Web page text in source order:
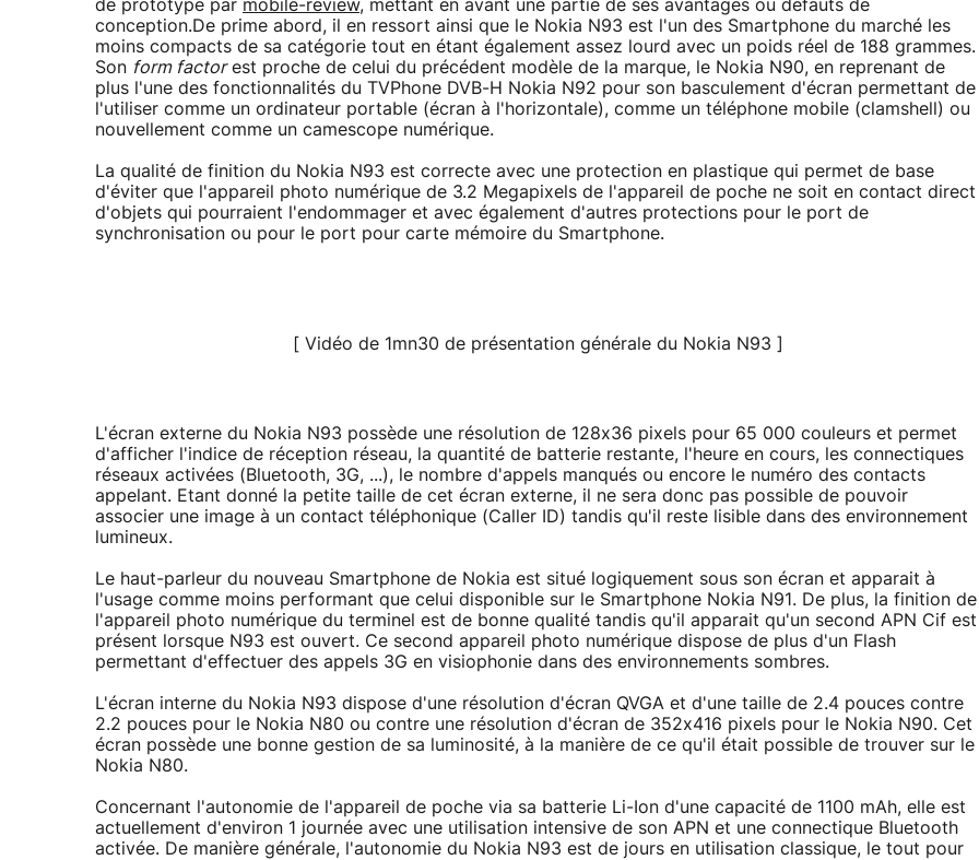
de prototype par mobile-review, mettant en avant une partie de ses avantages ou défauts de
conception.De prime abord, il en ressort ainsi que le Nokia N93 est l'un des Smartphone du marché les
moins compacts de sa catégorie tout en étant également assez lourd avec un poids réel de 188 grammes.
Son form factorest proche de celui du précédent modèle de la marque, le Nokia N90, en reprenant de
plus l'une des fonctionnalités du TVPhone DVB-H Nokia N92 pour son basculement d'écran permettant de
l'utiliser comme un ordinateur portable (écran à l'horizontale), comme un téléphone mobile (clamshell) ou
nouvellement comme un camescope numérique.
La qualité de finition du Nokia N93 est correcte avec une protection en plastique qui permet de base
d'éviter que l'appareil photo numérique de 3.2 Megapixels de l'appareil de poche ne soit en contact direct
d'objets qui pourraient l'endommager et avec également d'autres protections pour le port de
synchronisation ou pour le port pour carte mémoire du Smartphone.
[ Vidéo de 1mn30 de présentation générale du Nokia N93 ]
L'écran externe du Nokia N93 possède une résolution de 128x36 pixels pour 65 000 couleurs et permet
d'afficher l'indice de réception réseau, la quantité de batterie restante, l'heure en cours, les connectiques
réseaux activées (Bluetooth, 3G, ...), le nombre d'appels manqués ou encore le numéro des contacts
appelant. Etant donné la petite taille de cet écran externe, il ne sera donc pas possible de pouvoir
associer une image à un contact téléphonique (Caller ID) tandis qu'il reste lisible dans des environnement
lumineux.
Le haut-parleur du nouveau Smartphone de Nokia est situé logiquement sous son écran et apparait à
l'usage comme moins performant que celui disponible sur le Smartphone Nokia N91. De plus, la finition de
l'appareil photo numérique du terminel est de bonne qualité tandis qu'il apparait qu'un second APN Cif est
présent lorsque N93 est ouvert. Ce second appareil photo numérique dispose de plus d'un Flash
permettant d'effectuer des appels 3G en visiophonie dans des environnements sombres.
L'écran interne du Nokia N93 dispose d'une résolution d'écran QVGA et d'une taille de 2.4 pouces contre
2.2 pouces pour le Nokia N80 ou contre une résolution d'écran de 352x416 pixels pour le Nokia N90. Cet
écran possède une bonne gestion de sa luminosité, à la manière de ce qu'il était possible de trouver sur le
Nokia N80.
Concernant l'autonomie de l'appareil de poche via sa batterie Li-Ion d'une capacité de 1100 mAh, elle est
actuellement d'environ 1 journée avec une utilisation intensive de son APN et une connectique Bluetooth
activée. De manière générale, l'autonomie du Nokia N93 est de jours en utilisation classique, le tout pour